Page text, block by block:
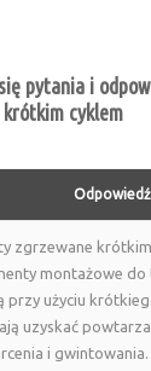
pytania i
cyklem
Odpowiedź
zgrzewane
montażowe do
przy użyciu
uzyskać
i gwintowania.